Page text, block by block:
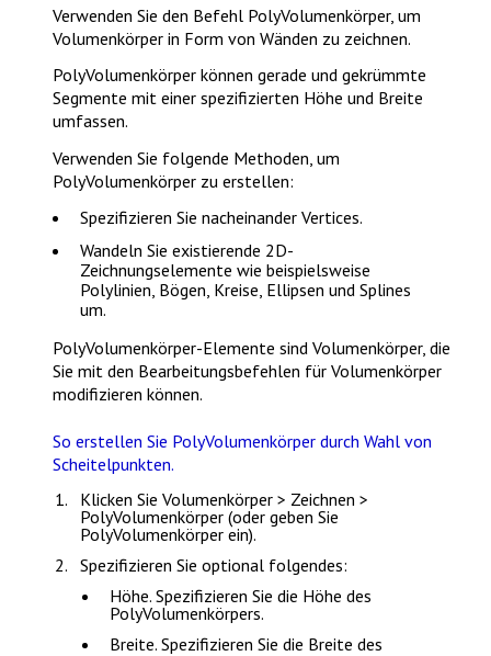
Verwenden Sie den Befehl PolyVolumenkörper, um
Volumenkörper in Form von Wänden zu zeichnen.
PolyVolumenkörper können gerade und gekrümmte
Segmente mit einer spezifizierten Höhe und Breite
umfassen.
Verwenden Sie folgende Methoden, um
PolyVolumenkörper zu erstellen:
Spezifizieren Sie nacheinander Vertices.
Wandeln Sie existierende 2D-
Zeichnungselemente wie beispielsweise
Polylinien, Bögen, Kreise, Ellipsen und Splines
um.
PolyVolumenkörper-Elemente sind Volumenkörper, die
Sie mit den Bearbeitungsbefehlen für Volumenkörper
modifizieren können.
So erstellen Sie PolyVolumenkörper durch Wahl von
Scheitelpunkten.
Klicken SieVolumenkörper > Zeichnen >
PolyVolumenkörper (oder geben Sie
PolyVolumenkörper ein).
Spezifizieren Sie optional folgendes:
Höhe. Spezifizieren Sie die Höhe des
PolyVolumenkörpers.
Breite. Spezifizieren Sie die Breite des